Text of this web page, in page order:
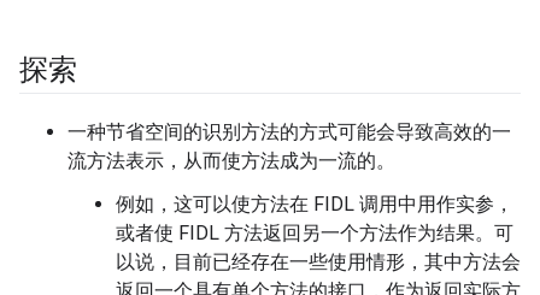
探索
一种节省空间的识别方法的方式可能会导致高效的一
流方法表示，从而使方法成为一流的。
例如，这可以使方法在 FIDL 调用中用作实参，
或者使 FIDL 方法返回另一个方法作为结果。可
以说，目前已经存在一些使用情形，其中方法会
返回一个具有单个方法的接口，作为返回实际方